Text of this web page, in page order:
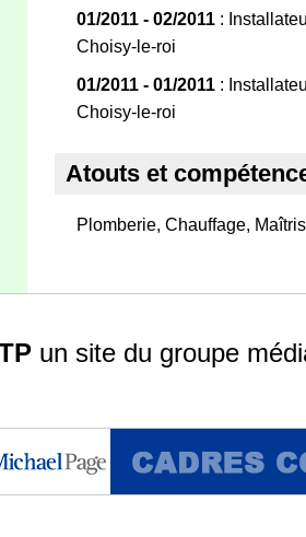
01/2011 - 02/2011 :
Choisy-le-roi
01/2011 - 01/2011 :
Choisy-le-roi
Atouts et
Plomberie, Chauffage,
un site du groupe